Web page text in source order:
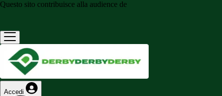
Questo sito contribuisce alla audience de
Accedi